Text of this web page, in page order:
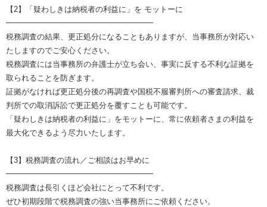
【2】「疑わしきは納税者の利益に」を モットーに
━━━━━━━━━━━━━━━━━━━
税務調査の結果、更正処分になることもありますが、当事務所が対応い
たしますのでご安心ください。
税務調査には当事務所の弁護士が立ち会い、事実に反する不利な証拠を
取られることを防ぎます。
証拠がなければ更正処分後の再調査や国税不服審判所への審査請求、裁
判所での取消訴訟で更正処分を覆すことも可能です。
「疑わしきは納税者の利益に」をモットーに、常に依頼者さまの利益を
最大化できるよう尽力いたします。
【3】税務調査の流れ／ご相談はお早めに
━━━━━━━━━━━━━━━━━━━
税務調査は長引くほど会社にとって不利です。
ぜひ初期段階で税務調査の強い当事務所にご依頼ください。